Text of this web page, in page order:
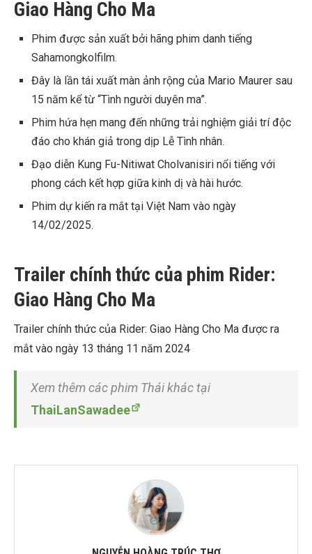
Giao Hàng Cho Ma
Phim được sản xuất bởi hãng phim danh tiếng
Sahamongkolfilm.
Đây là lần tái xuất màn ảnh rộng của Mario Maurer sau
15 năm kể từ “Tình người duyên ma”.
Phim hứa hẹn mang đến những trải nghiệm giải trí độc
đáo cho khán giả trong dịp Lễ Tình nhân.
Đạo diễn Kung Fu-Nitiwat Cholvanisiri nổi tiếng với
phong cách kết hợp giữa kinh dị và hài hước.
Phim dự kiến ra mắt tại Việt Nam vào ngày
14/02/2025.
Trailer chính thức của phim Rider:
Giao Hàng Cho Ma
Trailer chính thức của Rider: Giao Hàng Cho Ma được ra
mắt vào ngày 13 tháng 11 năm 2024
Xem thêm các phim Thái khác tại
ThaiLanSawadee